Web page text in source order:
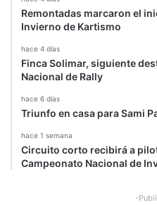
Remontadas marcaron el
Invierno de Kartismo
hace 4 días
Finca Solimar, siguiente
Nacional de Rally
hace 6 días
Triunfo en casa para Sami
hace 1 semana
Circuito corto recibirá a
Campeonato Nacional de
-